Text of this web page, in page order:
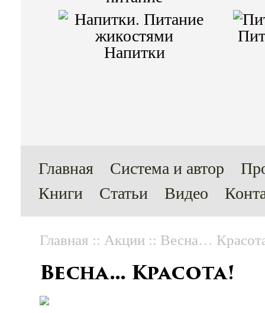
Напитки
Главная Система и автор
Книги
Статьи Видео
Главная ::Акции :: Весна…
Весна… Красота!